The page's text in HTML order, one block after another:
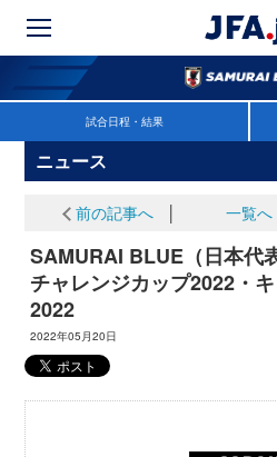
試合日程・結果
ニュース
前の記事へ 一覧へ
SAMURAI BLUE（日本
チャレンジカップ2022・
2022
2022年05月20日